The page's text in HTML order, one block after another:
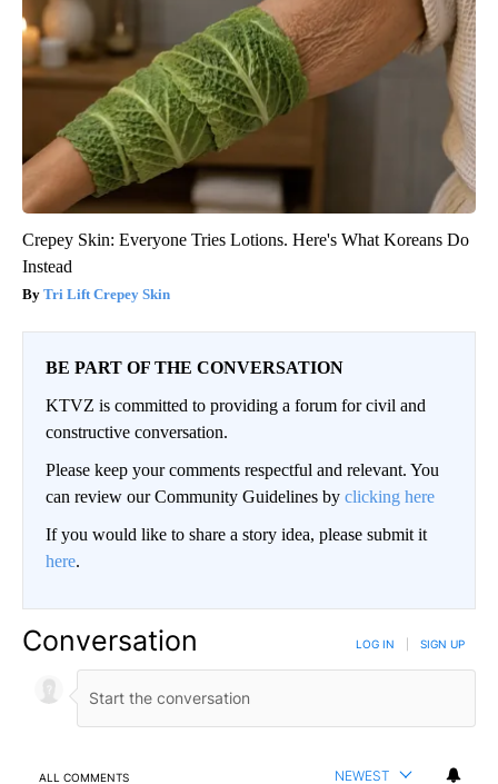
Crepey Skin: Everyone Tries Lotions. Here's What Koreans Do
Instead
Tri Lift Crepey Skin
BE PART OF THE CONVERSATION
KTVZ is committed to providing a forum for civil and
constructive conversation.
Please keep your comments respectful and relevant. You
can review our Community Guidelines by clicking here
If you would like to share a story idea, please submit it
here.
Conversation LOG IN SIGN UP
ALL COMMENTS NEWEST